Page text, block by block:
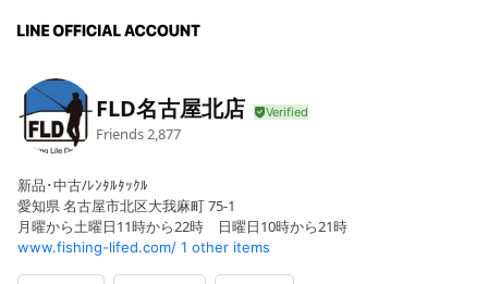
FLD名古屋北店
Friends 2,877
新品･中古/ﾚﾝﾀﾙﾀｯｸﾙ
愛知県 名古屋市北区大我麻町 75-1
月曜から土曜日11時から22時 日曜日10時から21時
www.fishing-lifed.com/ 1 other items